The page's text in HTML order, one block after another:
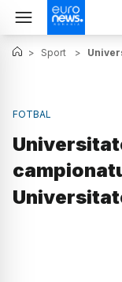
> Sport >
FOTBAL